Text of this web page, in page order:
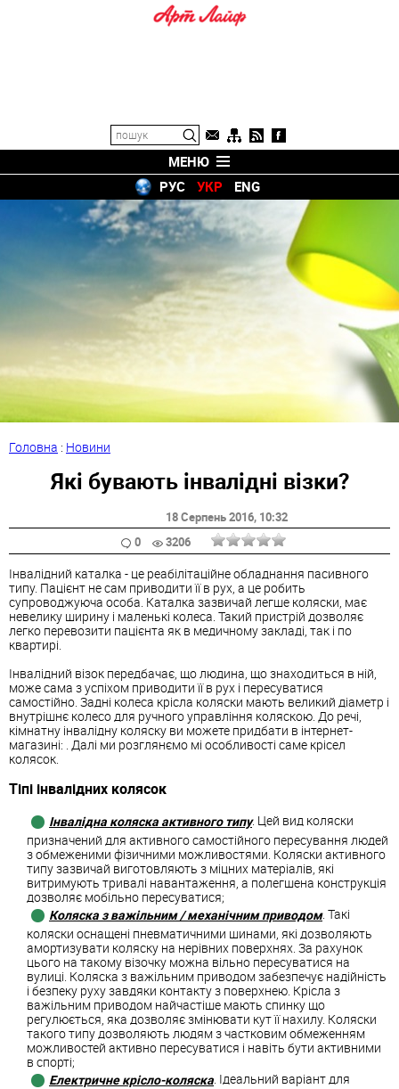
МЕНЮ
РУС
УКР ENG
Головна : Новини
Які бувають інвалідні візки?
18 Серпень 2016, 10:32
0
3206
Інвалідний каталка - це реабілітаційне обладнання пасивного
типу. Пацієнт не сам приводити її в рух, а це робить
супроводжуюча особа. Каталка зазвичай легше коляски, має
невелику ширину і маленькі колеса. Такий пристрій дозволяє
легко перевозити пацієнта як в медичному закладі, так і по
квартирі.
Інвалідний візок передбачає, що людина, що знаходиться в ній,
може сама з успіхом приводити її в рух і пересуватися
самостійно. Задні колеса крісла коляски мають великий діаметр і
внутрішнє колесо для ручного управління коляскою. До речі,
кімнатну інвалідну коляску ви можете придбати в інтернет-
магазині: . Далі ми розглянємо мі особливості саме крісел
колясок.
Тіпі інвалідних колясок
Інвалідна коляска активного типу. Цей вид коляски
призначений для активного самостійного пересування людей
з обмеженими фізичними можливостями. Коляски активного
типу зазвичай виготовляють з міцних матеріалів, які
витримують тривалі навантаження, а полегшена конструкція
дозволяє мобільно пересуватися;
Коляска з важільним / механічним приводом. Такі
коляски оснащені пневматичними шинами, які дозволяють
амортизувати коляску на нерівних поверхнях. За рахунок
цього на такому візочку можна вільно пересуватися на
вулиці. Коляска з важільним приводом забезпечує надійність
і безпеку руху завдяки контакту з поверхнею. Крісла з
важільним приводом найчастіше мають спинку що
регулюється, яка дозволяє змінювати кут її нахилу. Коляски
такого типу дозволяють людям з частковим обмеженням
можливостей активно пересуватися і навіть бути активними
в спорті;
Електричне крісло-коляска. Ідеальний варіант для